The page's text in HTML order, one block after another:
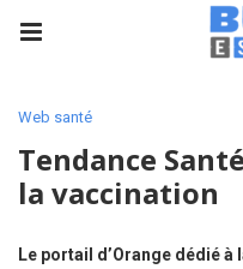
Web santé
Tendance
la vaccination
Le portail d’Orange dédié